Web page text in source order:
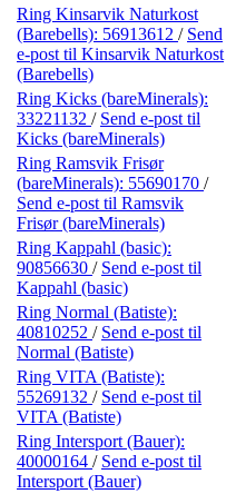
Ring Kinsarvik Naturkost
(Barebells): 56913612 / Send
e-post til Kinsarvik Naturkost
(Barebells)
Ring Kicks (bareMinerals):
33221132 / Send e-post til
Kicks (bareMinerals)
Ring Ramsvik Frisør
(bareMinerals): 55690170 /
Send e-post til Ramsvik
Frisør (bareMinerals)
Ring Kappahl (basic):
90856630 / Send e-post til
Kappahl (basic)
Ring Normal (Batiste):
40810252 / Send e-post til
Normal (Batiste)
Ring VITA (Batiste):
55269132 / Send e-post til
VITA (Batiste)
Ring Intersport (Bauer):
40000164 / Send e-post til
Intersport (Bauer)